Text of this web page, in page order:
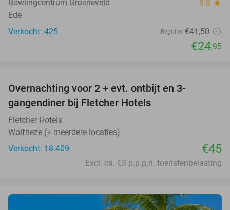
Bowlingcentrum Groeneveld 9.8 star
Ede
Verkocht: 425
Regulier €41,50
€24,95
Overnachting voor 2 + evt. ontbijt en 3-
gangendiner bij Fletcher Hotels
Fletcher Hotels
Wolfheze (+ meerdere locaties)
Verkocht: 18.409
€45
Excl. ca. €3 p.p.p.n. toeristenbelasting